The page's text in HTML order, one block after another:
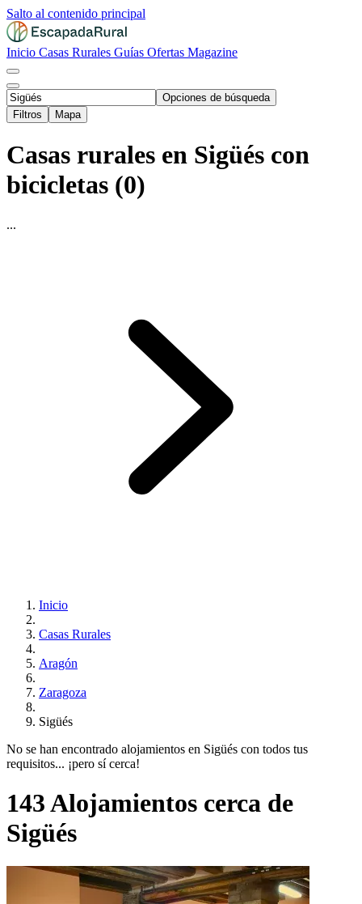
Salto al contenido principal
Inicio Casas Rurales Guías Ofertas Magazine
Opciones de búsqueda
Filtros
Mapa
Casas rurales en Sigüés con
bicicletas (0)
...
Inicio
Casas Rurales
Aragón
Zaragoza
Sigüés
No se han encontrado alojamientos en Sigüés con todos tus
requisitos... ¡pero sí cerca!
143 Alojamientos cerca de
Sigüés